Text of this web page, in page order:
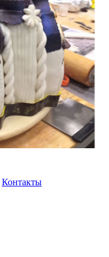
Контакты